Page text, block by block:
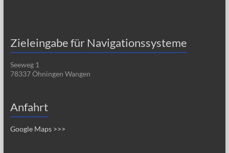
Zieleingabe für Navigationssysteme
Seeweg 1
78337 Öhningen Wangen
Anfahrt
Google Maps >>>